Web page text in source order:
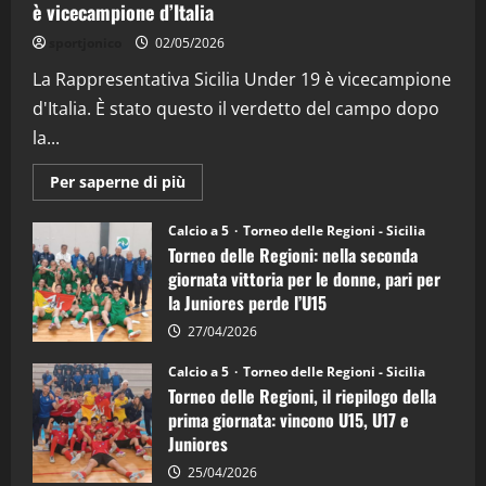
"SportEmpire" in Podcast
“SportEmpire” in Podcast: 26^ Puntata
08/04/2026
è vicecampione d’Italia
02/05/2026
La Rappresentativa Sicilia Under 19 è vicecampione
d'Italia. È stato questo il verdetto del campo dopo
la...
Per saperne di più
informazioni
Torneo
delle
Regioni
di
calcio
a
5:
la
Juniores
è
vicecampione
d’Italia
Calcio a 5 Torneo delle Regioni - Sicilia
Torneo delle Regioni: nella seconda
giornata vittoria per le donne, pari per
la Juniores perde l’U15
27/04/2026
Calcio a 5 Torneo delle Regioni - Sicilia
Torneo delle Regioni, il riepilogo della
prima giornata: vincono U15, U17 e
Juniores
25/04/2026